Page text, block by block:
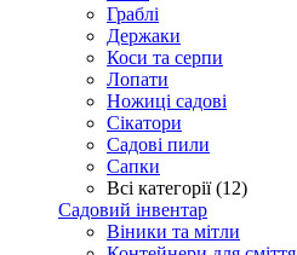
Граблі
Держаки
Коси та серпи
Лопати
Ножиці садові
Сікатори
Садові пили
Сапки
Всі категорії (12)
Садовий інвентар
Віники та мітли